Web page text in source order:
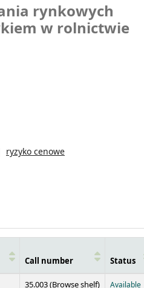
rynkowych
w rolnictwie
ryzyko cenowe
Call number Status
35.003 (Browse shelf(Opens below)
) Available